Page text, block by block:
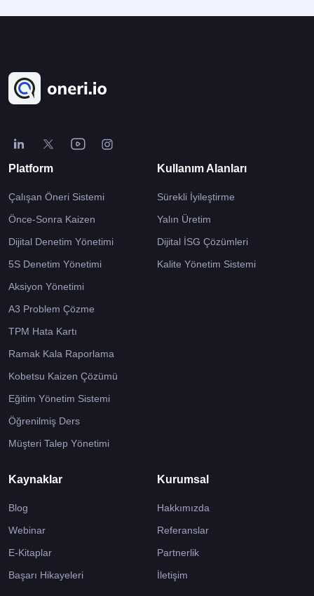
Platform
Çalışan Öneri Sistemi
Önce-Sonra Kaizen
Dijital Denetim Yönetimi
5S Denetim Yönetimi
Aksiyon Yönetimi
A3 Problem Çözme
TPM Hata Kartı
Ramak Kala Raporlama
Kobetsu Kaizen Çözümü
Eğitim Yönetim Sistemi
Öğrenilmiş Ders
Müşteri Talep Yönetimi
Kullanım Alanları
Sürekli İyileştirme
Yalın Üretim
Dijital İSG Çözümleri
Kalite Yönetim Sistemi
Kaynaklar
Blog
Webinar
E-Kitaplar
Başarı Hikayeleri
Kurumsal
Hakkımızda
Referanslar
Partnerlik
İletişim